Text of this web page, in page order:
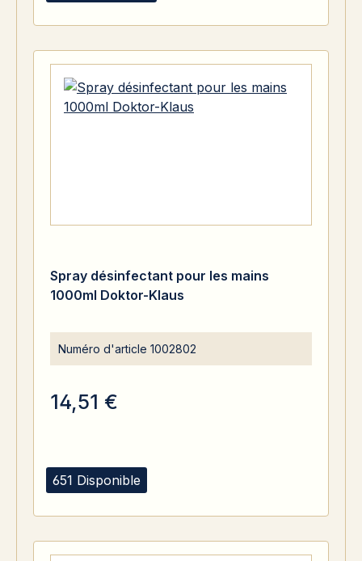
651 Disponible
Spray désinfectant pour les mains
1000ml Doktor-Klaus
Numéro d'article 1002802
14,51 €